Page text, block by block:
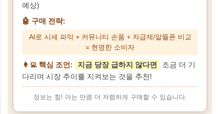
예상)
🤖 구매 전략:
AI로 시세 파악 + 커뮤니티 손품 + 자급제/알뜰폰 비교
= 현명한 소비자
👩‍💻 핵심 조언: 지금 당장 급하지 않다면
조금 더 기
다리며 시장 추이를 지켜보는 것을 추천!
정보는 힘! 아는 만큼 더 저렴하게 구매할 수 있습니다.